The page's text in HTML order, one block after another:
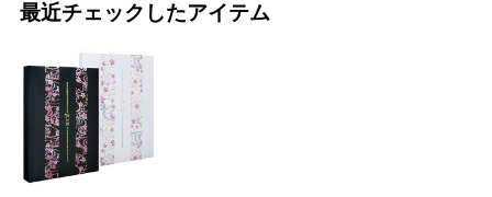
最近チェックしたアイテム